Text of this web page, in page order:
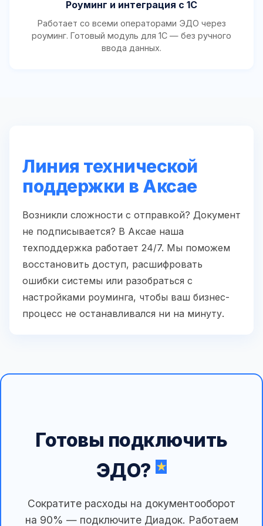
Роуминг и интеграция с 1С
Работает со всеми операторами ЭДО через
роуминг. Готовый модуль для 1С — без ручного
ввода данных.
Линия технической
поддержки в Аксае
Возникли сложности с отправкой? Документ
не подписывается? В Аксае наша
техподдержка работает 24/7. Мы поможем
восстановить доступ, расшифровать
ошибки системы или разобраться с
настройками роуминга, чтобы ваш бизнес-
процесс не останавливался ни на минуту.
Готовы подключить
ЭДО?
Сократите расходы на документооборот
на 90% — подключите Диадок. Работаем